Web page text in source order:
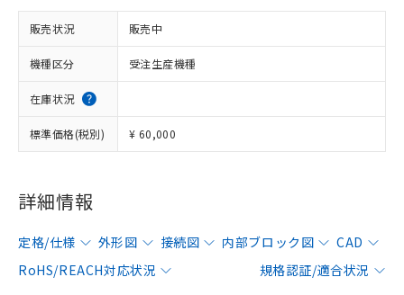
販売状況 販売中
機種区分 受注生産機種
在庫状況
標準価格(税別) ¥ 60,000
詳細情報
定格/仕様 外形図 接続図 内部ブロック図
CAD
RoHS/REACH対応状況
規格認証/適合状況